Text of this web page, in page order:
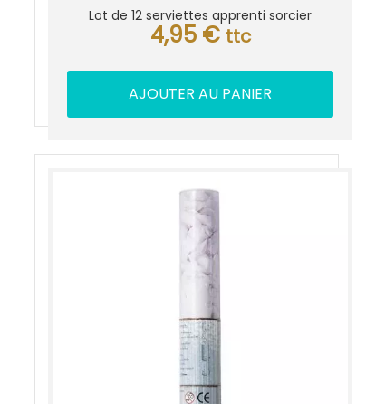
Lot de 12 serviettes apprenti sorcier
4,95 € ttc
AJOUTER AU PANIER